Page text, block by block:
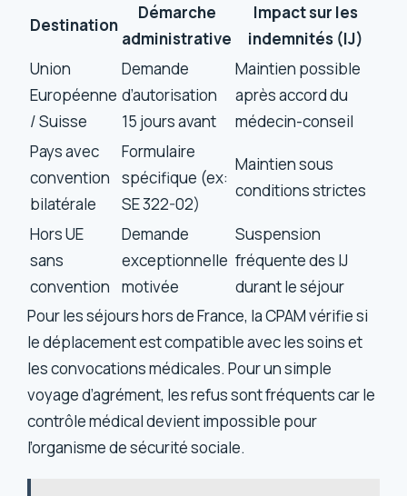
Destination
Démarche
administrative
Impact sur les
indemnités (IJ)
Union
Européenne
/ Suisse
Demande
d’autorisation
15 jours avant
Maintien possible
après accord du
médecin-conseil
Pays avec
convention
bilatérale
Formulaire
spécifique (ex:
SE 322-02)
Maintien sous
conditions strictes
Hors UE
sans
convention
Demande
exceptionnelle
motivée
Suspension
fréquente des IJ
durant le séjour
Pour les séjours hors de France, la CPAM vérifie si
le déplacement est compatible avec les soins et
les convocations médicales. Pour un simple
voyage d’agrément, les refus sont fréquents car le
contrôle médical devient impossible pour
l’organisme de sécurité sociale.